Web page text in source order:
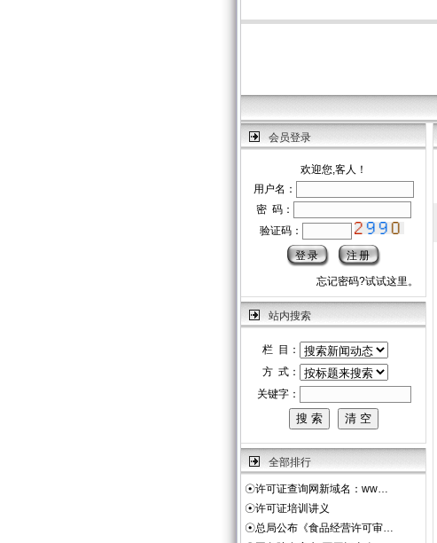
会员登录
欢迎您,客人！
用户名：
密 码：
验证码：
忘记密码?试试这里。
站内搜索
栏 目：
方 式：
关键字：
全部排行
☉许可证查询网新域名：ww…
☉许可证培训讲义
☉总局公布《食品经营许可审…